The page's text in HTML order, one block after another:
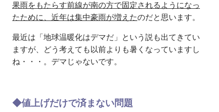
果雨をもたらす前線が南の方で固定されるようになっ
たために、近年は集中豪雨が増えたのだと思います。
最近は「地球温暖化はデマだ」という説も出てきてい
ますが、どう考えても以前よりも暑くなっていますし
ね・・・。デマじゃないです。
◆値上げだけで済まない問題